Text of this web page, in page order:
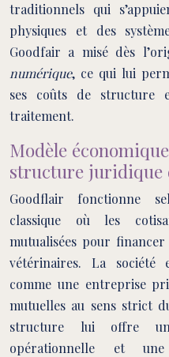
traditionnels qui
physiques et des
Goodfair a misé dès
numérique, ce qui lui
ses coûts de structure
traitement.
Modèle
structure juridique
Goodflair fonctionne
classique où les
mutualisées pour
vétérinaires. La société
comme une entreprise
mutuelles au sens strict
structure lui offre
opérationnelle et une